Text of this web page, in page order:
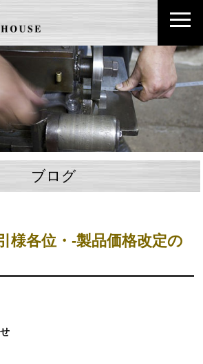
ブログ
様各位・-製品価格改定の